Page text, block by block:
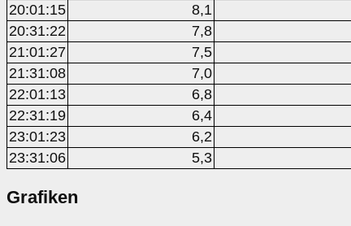
20:01:15
8,1
20:31:22
7,8
21:01:27
7,5
21:31:08
7,0
22:01:13
6,8
22:31:19
6,4
23:01:23
6,2
23:31:06
5,3
Grafiken